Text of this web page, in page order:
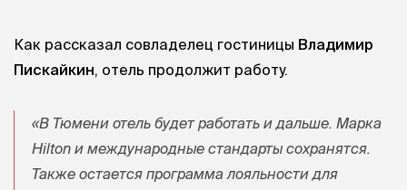
Как рассказал совладелец гостиницы Владимир
Пискайкин, отель продолжит работу.
«В Тюмени отель будет работать и дальше. Марка
Hilton и международные стандарты сохранятся.
Также остается программа лояльности для